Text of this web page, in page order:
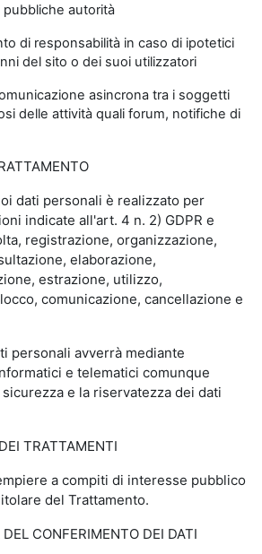
autorità
di responsabilità in caso di ipotetici
del sito o dei suoi utilizzatori
asincrona tra i soggetti
delle attività quali forum, notifiche di
dati personali è realizzato per
indicate all'art. 4 n. 2) GDPR e
registrazione, organizzazione,
elaborazione,
estrazione, utilizzo,
comunicazione, cancellazione e
personali avverrà mediante
e telematici comunque
e la riservatezza dei dati
TRATTAMENTI
a compiti di interesse pubblico
del Trattamento.
CONFERIMENTO DEI DATI